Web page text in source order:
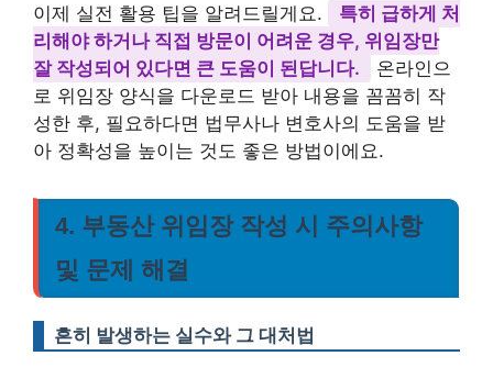
이제 실전 활용 팁을 알려드릴게요.
특히 급하게 처
리해야 하거나 직접 방문이 어려운 경우, 위임장만
잘 작성되어 있다면 큰 도움이 된답니다.
온라인으
로 위임장 양식을 다운로드 받아 내용을 꼼꼼히 작
성한 후, 필요하다면 법무사나 변호사의 도움을 받
아 정확성을 높이는 것도 좋은 방법이에요.
4. 부동산 위임장 작성 시 주의사항
및 문제 해결
흔히 발생하는 실수와 그 대처법